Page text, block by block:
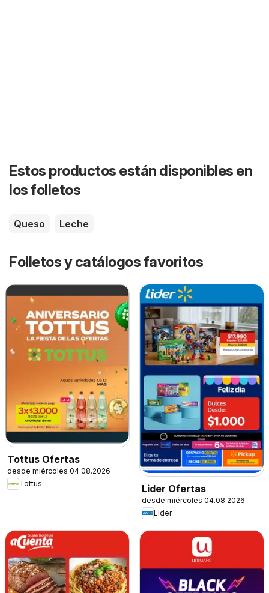
Estos productos están disponibles en
los folletos
Queso Leche
Folletos y catálogos favoritos
Tottus Ofertas
desde miércoles 04.08.2026
Tottus
Lider Ofertas
desde miércoles 04.08.2026
Lider